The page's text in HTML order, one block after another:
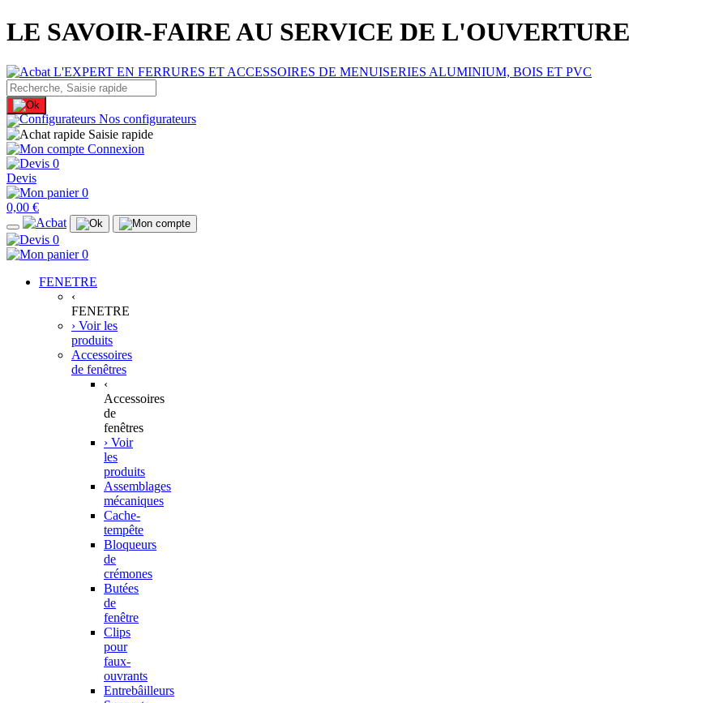
LE SAVOIR-FAIRE AU SERVICE DE L'OUVERTURE
Nos configurateurs
Saisie rapide
Connexion
0
Devis
0
0,00 €
0
0
FENETRE
‹
FENETRE
› Voir les
produits
Accessoires
de fenêtres
‹
Accessoires
de
fenêtres
› Voir
les
produits
Assemblages
mécaniques
Cache-
tempête
Bloqueurs
de
crémones
Butées
de
fenêtre
Clips
pour
faux-
ouvrants
Entrebâilleurs